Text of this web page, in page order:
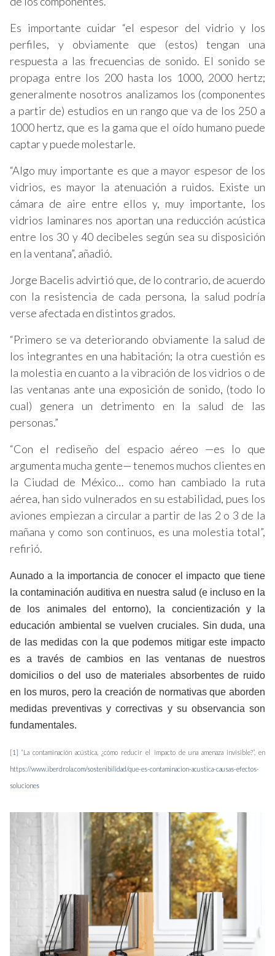
Es importante cuidar “el espesor del vidrio y los
perfiles, y obviamente que (estos) tengan una
respuesta a las frecuencias de sonido. El sonido se
propaga entre los 200 hasta los 1000, 2000 hertz;
generalmente nosotros analizamos los (componentes
a partir de) estudios en un rango que va de los 250 a
1000 hertz, que es la gama que el oído humano puede
captar y puede molestarle.
“Algo muy importante es que a mayor espesor de los
vidrios, es mayor la atenuación a ruidos. Existe un
cámara de aire entre ellos y, muy importante, los
vidrios laminares nos aportan una reducción acústica
entre los 30 y 40 decibeles según sea su disposición
en la ventana”, añadió.
Jorge Bacelis advirtió que, de lo contrario, de acuerdo
con la resistencia de cada persona, la salud podría
verse afectada en distintos grados.
“Primero se va deteriorando obviamente la salud de
los integrantes en una habitación; la otra cuestión es
la molestia en cuanto a la vibración de los vidrios o de
las ventanas ante una exposición de sonido, (todo lo
cual) genera un detrimento en la salud de las
personas.”
“Con el rediseño del espacio aéreo —es lo que
argumenta mucha gente— tenemos muchos clientes en
la Ciudad de México… como han cambiado la ruta
aérea, han sido vulnerados en su estabilidad, pues los
aviones empiezan a circular a partir de las 2 o 3 de la
mañana y como son continuos, es una molestia total”,
refirió.
Aunado a la importancia de conocer el impacto que tiene
la contaminación auditiva en nuestra salud (e incluso en la
de los animales del entorno), la concientización y la
educación ambiental se vuelven cruciales. Sin duda, una
de las medidas con la que podemos mitigar este impacto
es a través de cambios en las ventanas de nuestros
domicilios o del uso de materiales absorbentes de ruido
en los muros, pero la creación de normativas que aborden
medidas preventivas y correctivas y su observancia son
fundamentales.
[1] “La contaminación acústica, ¿cómo reducir el impacto de una amenaza invisible?”, en
https://www.iberdrola.com/sostenibilidad/que-es-contaminacion-acustica-causas-efectos-
soluciones